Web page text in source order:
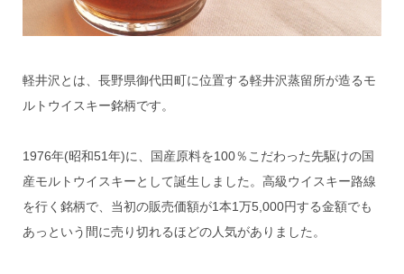
軽井沢とは、長野県御代田町に位置する軽井沢蒸留所が造るモ
ルトウイスキー銘柄です。
1976年(昭和51年)に、国産原料を100％こだわった先駆けの国
産モルトウイスキーとして誕生しました。高級ウイスキー路線
を行く銘柄で、当初の販売価額が1本1万5,000円する金額でも
あっという間に売り切れるほどの人気がありました。